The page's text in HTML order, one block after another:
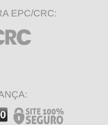
EPC/CRC: